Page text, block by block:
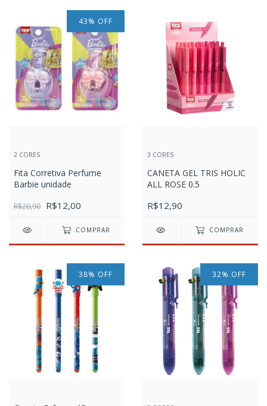
43% OFF
2 CORES
Fita Corretiva Perfume
Barbie unidade
R$20,90 R$12,00
COMPRAR
3 CORES
CANETA GEL TRIS HOLIC
ALL ROSE 0.5
R$12,90
COMPRAR
38% OFF 32% OFF